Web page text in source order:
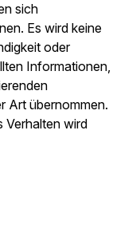
sich
Es wird keine
oder
Informationen,
Art übernommen.
Verhalten wird